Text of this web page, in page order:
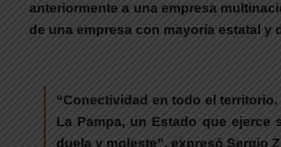
anteriormente a una empresa
de una empresa con mayoría estatal
“Conectividad en todo el
La Pampa, un Estado que ejerce
duela y moleste”, expresó Sergio